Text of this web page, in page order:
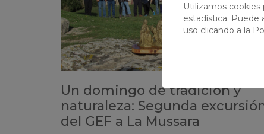
Un domingo de tradición y
naturaleza: Segunda
del GEF a La Mussara
Utilizamos
estadística. Puede
uso clicando a la